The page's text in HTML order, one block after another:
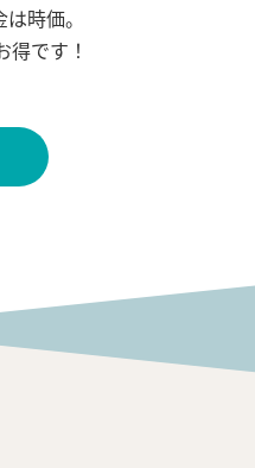
時価。
です！